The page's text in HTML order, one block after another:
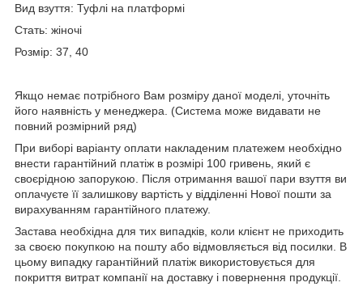
Вид взуття: Туфлі на платформі
Стать: жіночі
Розмір: 37, 40
Якщо немає потрібного Вам розміру даної моделі, уточніть
його наявність у менеджера. (Система може видавати не
повний розмірний ряд)
При виборі варіанту оплати накладеним платежем необхідно
внести гарантійний платіж в розмірі 100 гривень, який є
своєрідною запорукою. Після отримання вашої пари взуття ви
оплачуєте її залишкову вартість у відділенні Нової пошти за
вирахуванням гарантійного платежу.
Застава необхідна для тих випадків, коли клієнт не приходить
за своєю покупкою на пошту або відмовляється від посилки. В
цьому випадку гарантійний платіж використовується для
покриття витрат компанії на доставку і повернення продукції.